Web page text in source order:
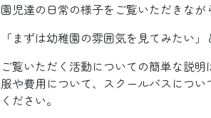
園児達の日常の様子をご覧いただきなが
「まずは幼稚園の雰囲気を見てみたい
ご覧いただく活動についての簡単な説
服や費用について、スクールバスにつ
ください。